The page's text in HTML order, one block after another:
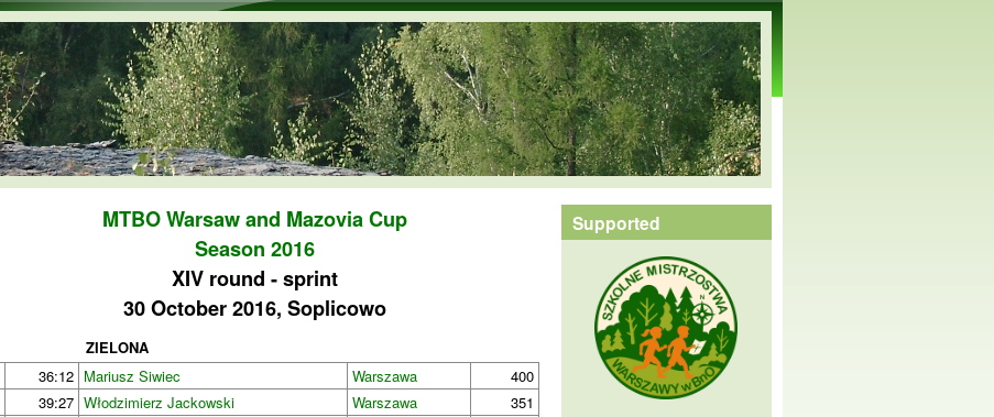
Skip to main content
MTBO Warsaw and Mazovia Cup
Season 2016
XIV round - sprint
30 October 2016, Soplicowo
ZIELONA
36:12 Mariusz Siwiec Warszawa
400
39:27 Włodzimierz Jackowski Warszawa
351
Supported